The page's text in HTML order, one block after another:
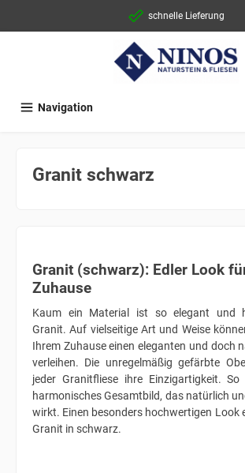
schnelle Lieferung
Navigation
Granit schwarz
Granit (schwarz): Edler Look
Zuhause
Kaum ein Material ist so elegant und
Granit. Auf vielseitige Art und Weise
Ihrem Zuhause einen eleganten und doch
verleihen. Die unregelmäßig gefärbte
jeder Granitfliese ihre Einzigartigkeit.
harmonisches Gesamtbild, das natürlich
wirkt. Einen besonders hochwertigen Look
Granit in schwarz.